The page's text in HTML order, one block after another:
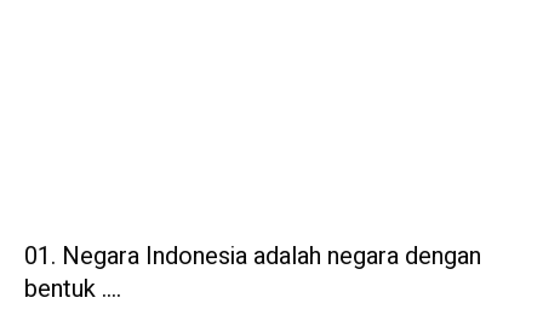
Negara Indonesia adalah negara dengan
bentuk ….